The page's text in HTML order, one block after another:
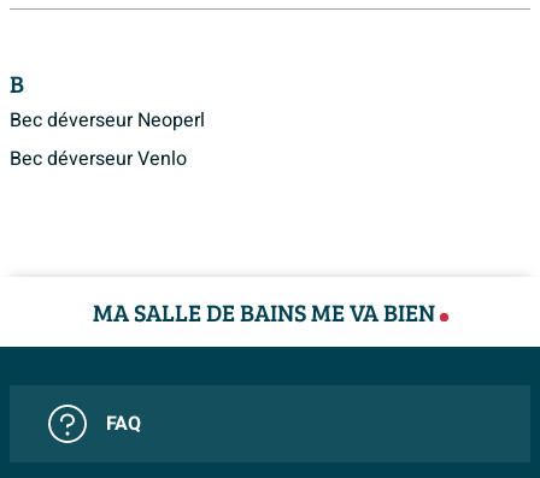
B
Bec déverseur Neoperl
Bec déverseur Venlo
MA SALLE DE BAINS ME VA BIEN
FAQ